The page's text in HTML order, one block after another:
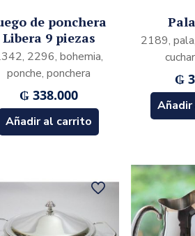
de ponchera
Libera 9 piezas
2296, bohemia,
ponche, ponchera
₲ 338.000
Añadir al carrito
2189,
₲